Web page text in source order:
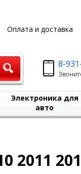
Оплата и доставка
8-
Электроника для
авто
2011